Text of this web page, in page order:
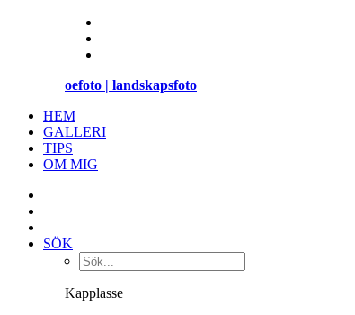
oefoto | landskapsfoto
HEM
GALLERI
TIPS
OM MIG
SÖK
Kapplasse